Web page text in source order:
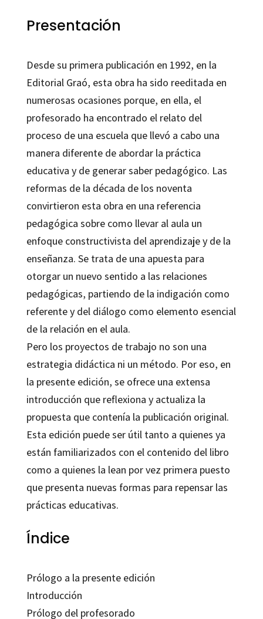
por
Presentación
Desde su primera publicación en 1992, en la
Editorial Graó, esta obra ha sido reeditada en
numerosas ocasiones porque, en ella, el
profesorado ha encontrado el relato del
proceso de una escuela que llevó a cabo una
manera diferente de abordar la práctica
educativa y de generar saber pedagógico. Las
reformas de la década de los noventa
convirtieron esta obra en una referencia
pedagógica sobre como llevar al aula un
enfoque constructivista del aprendizaje y de la
enseñanza. Se trata de una apuesta para
otorgar un nuevo sentido a las relaciones
pedagógicas, partiendo de la indigación como
referente y del diálogo como elemento esencial
de la relación en el aula.
Pero los proyectos de trabajo no son una
estrategia didáctica ni un método. Por eso, en
la presente edición, se ofrece una extensa
introducción que reflexiona y actualiza la
propuesta que contenía la publicación original.
Esta edición puede ser útil tanto a quienes ya
están familiarizados con el contenido del libro
como a quienes la lean por vez primera puesto
que presenta nuevas formas para repensar las
prácticas educativas.
Índice
Prólogo a la presente edición
Introducción
Prólogo del profesorado